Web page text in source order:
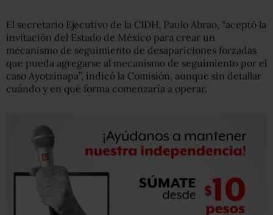
El secretario Ejecutivo de la CIDH, Paulo Abrao, “aceptó la
invitación del Estado de México para crear un
mecanismo de seguimiento de desapariciones forzadas
que pueda agregarse al mecanismo de seguimiento por el
caso Ayotzinapa”, indicó la Comisión, aunque sin detallar
cuándo y en qué forma comenzaría a operar.